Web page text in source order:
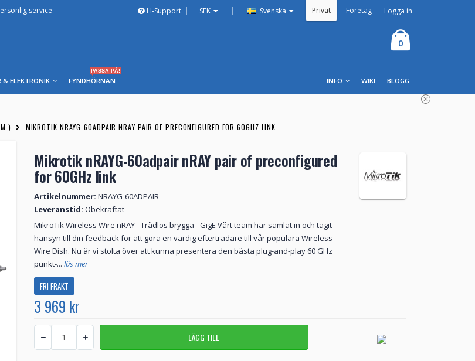
service H-Support SEK | Svenska Privat Företag Logga in
0
& ELEKTRONIK FYNDHÖRNAN
PASSA PÅ!
BLOGG
WIKI
INFO
) MIKROTIK NRAYG-60ADPAIR NRAY PAIR OF PRECONFIGURED FOR 60GHZ LINK
Mikrotik nRAYG-60adpair nRAY pair of preconfigured
for 60GHz link
Artikelnummer: NRAYG-60ADPAIR
Leveranstid: Obekräftat
MikroTik Wireless Wire nRAY - Trådlös brygga - GigE Vårt team har samlat in och tagit
hänsyn till din feedback för att göra en värdig efterträdare till vår populära Wireless
Wire Dish. Nu är vi stolta över att kunna presentera den bästa plug-and-play 60 GHz
punkt-... läs mer
FRI FRAKT
3 969 kr